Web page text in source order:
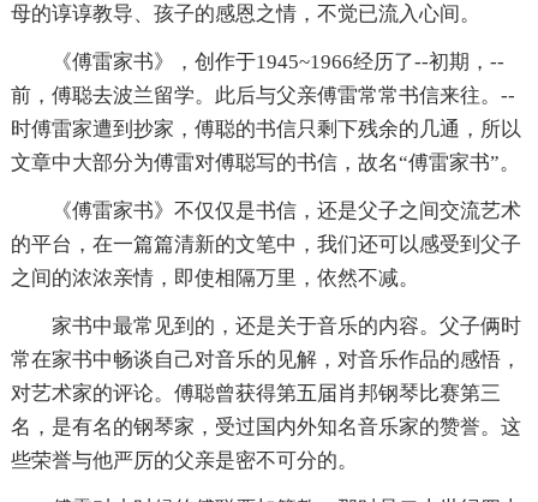
母的谆谆教导、孩子的感恩之情，不觉已流入心间。
《傅雷家书》，创作于1945~1966经历了--初期，--
前，傅聪去波兰留学。此后与父亲傅雷常常书信来往。--
时傅雷家遭到抄家，傅聪的书信只剩下残余的几通，所以
文章中大部分为傅雷对傅聪写的书信，故名“傅雷家书”。
《傅雷家书》不仅仅是书信，还是父子之间交流艺术
的平台，在一篇篇清新的文笔中，我们还可以感受到父子
之间的浓浓亲情，即使相隔万里，依然不减。
家书中最常见到的，还是关于音乐的内容。父子俩时
常在家书中畅谈自己对音乐的见解，对音乐作品的感悟，
对艺术家的评论。傅聪曾获得第五届肖邦钢琴比赛第三
名，是有名的钢琴家，受过国内外知名音乐家的赞誉。这
些荣誉与他严厉的父亲是密不可分的。